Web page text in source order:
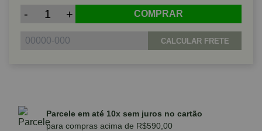
- + COMPRAR
CALCULAR FRETE
Parcele em até 10x sem juros no cartão
para compras acima de R$590,00